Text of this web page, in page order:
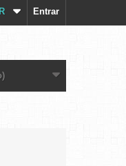
Entrar